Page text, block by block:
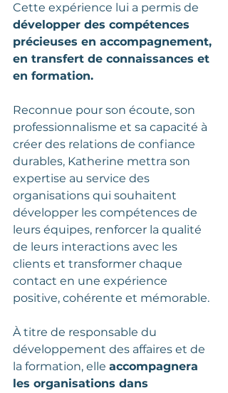
Cette expérience lui a permis de
développer des compétences
précieuses en accompagnement,
en transfert de connaissances et
en formation.
Reconnue pour son écoute, son
professionnalisme et sa capacité à
créer des relations de confiance
durables, Katherine mettra son
expertise au service des
organisations qui souhaitent
développer les compétences de
leurs équipes, renforcer la qualité
de leurs interactions avec les
clients et transformer chaque
contact en une expérience
positive, cohérente et mémorable.
À titre de responsable du
développement des affaires et de
la formation, elle accompagnera
les organisations dans